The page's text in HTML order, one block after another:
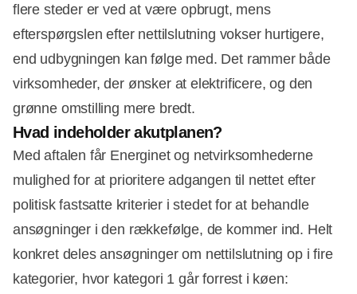
flere steder er ved at være opbrugt, mens
efterspørgslen efter nettilslutning vokser hurtigere,
end udbygningen kan følge med. Det rammer både
virksomheder, der ønsker at elektrificere, og den
grønne omstilling mere bredt.
Annonce
Hvad indeholder akutplanen?
Med aftalen får Energinet og netvirksomhederne
mulighed for at prioritere adgangen til nettet efter
politisk fastsatte kriterier i stedet for at behandle
ansøgninger i den rækkefølge, de kommer ind. Helt
konkret deles ansøgninger om nettilslutning op i fire
kategorier, hvor kategori 1 går forrest i køen: